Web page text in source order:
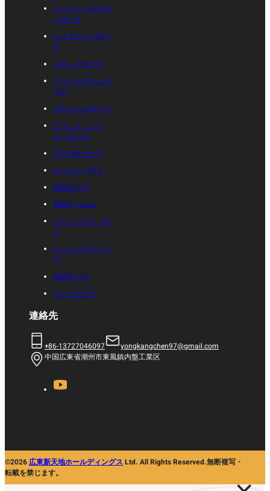
バックシールピロ
ーポーチ
レイフラットポー
チ
スタンドポーチ
フラットボトムポ
ーチ
三方シールポーチ
クワッド・シー
ル・ポーチ
マチ付きポーチ
レトルトパウチ
定形ポーチ
包装フィルム
リディングフィル
ム
シュリンクスリー
ブ
真空ポーチ
ベントポーチ
連絡先
+86-13727046097
yongkangchen97@gmail.com
中国広東省潮州市東風鎮内盤工業区
©2026広東新天地ホールディングス Ltd. All Rights Reserved.無断複写・
転載を禁じます。